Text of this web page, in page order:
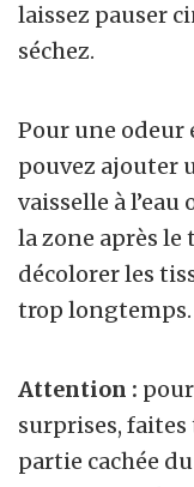
laissez pauser
séchez.
Pour une odeur
pouvez ajouter
vaisselle à
la zone après
décolorer les
trop longtemps.
Attention :
surprises,
partie cachée